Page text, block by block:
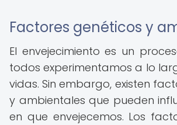
Factores genéticos y
El envejecimiento es un
todos experimentamos a lo
vidas. Sin embargo, existen
y ambientales que pueden
en que envejecemos. Los